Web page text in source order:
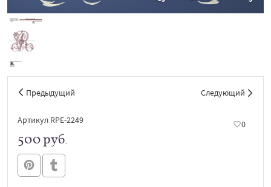
Предыдущий Следующий
Артикул RPE-2249 0
500 руб.